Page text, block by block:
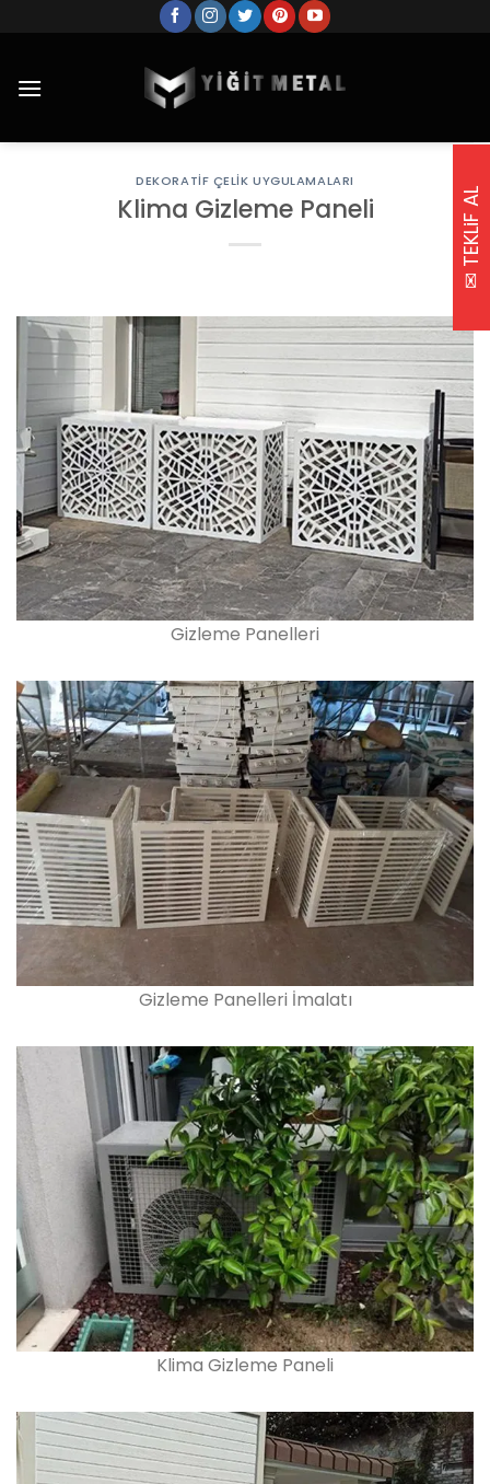
DEKORATIF ÇELIK UYGULAMALARI
Klima Gizleme Paneli
Gizleme Panelleri
Gizleme Panelleri İmalatı
Klima Gizleme Paneli
✉ TEKLiF AL